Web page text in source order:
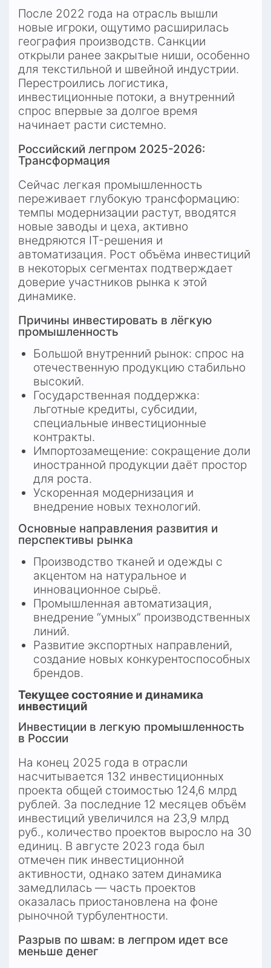
После 2022 года на отрасль вышли
новые игроки, ощутимо расширилась
география производств. Санкции
открыли ранее закрытые ниши, особенно
для текстильной и швейной индустрии.
Перестроились логистика,
инвестиционные потоки, а внутренний
спрос впервые за долгое время
начинает расти системно.
Российский легпром 2025-2026:
Трансформация
Сейчас легкая промышленность
переживает глубокую трансформацию:
темпы модернизации растут, вводятся
новые заводы и цеха, активно
внедряются IT-решения и
автоматизация. Рост объёма инвестиций
в некоторых сегментах подтверждает
доверие участников рынка к этой
динамике.
Причины инвестировать в лёгкую
промышленность
Большой внутренний рынок: спрос на
отечественную продукцию стабильно
высокий.
Государственная поддержка:
льготные кредиты, субсидии,
специальные инвестиционные
контракты.
Импортозамещение: сокращение доли
иностранной продукции даёт простор
для роста.
Ускоренная модернизация и
внедрение новых технологий.
Основные направления развития и
перспективы рынка
Производство тканей и одежды с
акцентом на натуральное и
инновационное сырьё.
Промышленная автоматизация,
внедрение “умных” производственных
линий.
Развитие экспортных направлений,
создание новых конкурентоспособных
брендов.
Текущее состояние и динамика
инвестиций
Инвестиции в легкую промышленность
в России
На конец 2025 года в отрасли
насчитывается 132 инвестиционных
проекта общей стоимостью 124,6 млрд
рублей. За последние 12 месяцев объём
инвестиций увеличился на 23,9 млрд
руб., количество проектов выросло на 30
единиц. В августе 2023 года был
отмечен пик инвестиционной
активности, однако затем динамика
замедлилась — часть проектов
оказалась приостановлена на фоне
рыночной турбулентности.
Разрыв по швам: в легпром идет все
меньше денег